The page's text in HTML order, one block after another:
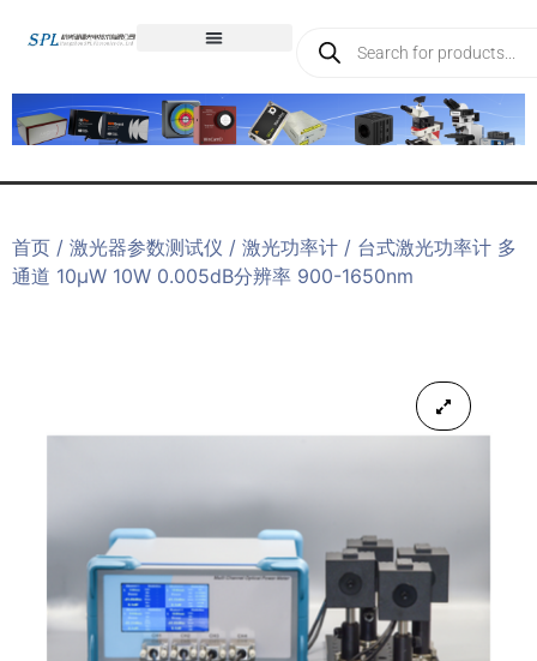
首页 / 激光器参数测试仪 / 激光功率计 / 台式激光功率计 多
通道 10μW 10W 0.005dB分辨率 900-1650nm